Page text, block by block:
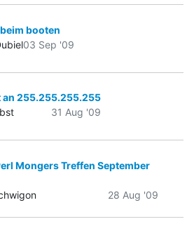
booten
03 Sep '09
an 255.255.255.255
31 Aug '09
Mongers Treffen September
28 Aug '09